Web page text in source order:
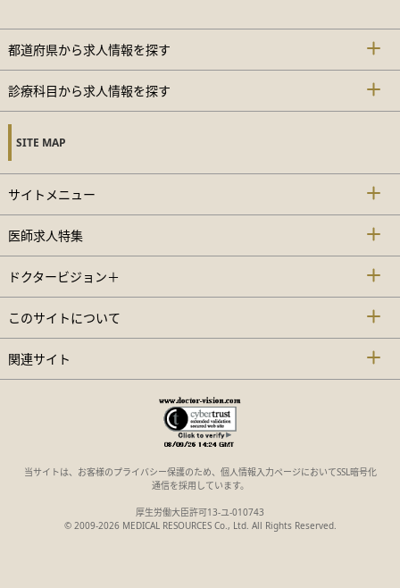
都道府県から求人情報を探す
診療科目から求人情報を探す
SITE MAP
サイトメニュー
医師求人特集
ドクタービジョン＋
このサイトについて
関連サイト
当サイトは、お客様のプライバシー保護のため、個人情報入力ページにおいてSSL暗号化
通信を採用しています。
厚生労働大臣許可13-ユ-010743
© 2009-2026 MEDICAL RESOURCES Co., Ltd. All Rights Reserved.